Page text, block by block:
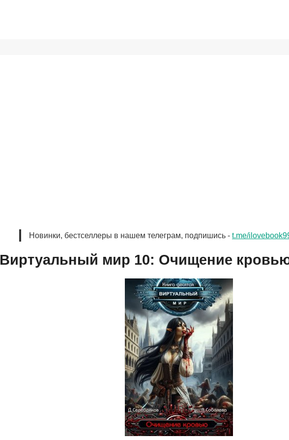
Новинки, бестселлеры в нашем телеграм, подпишись - t.me/
Виртуальный мир 10: Очищение